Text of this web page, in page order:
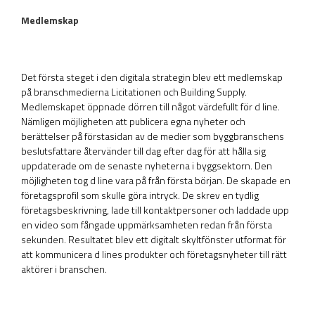
Medlemskap
Det första steget i den digitala strategin blev ett medlemskap
på branschmedierna Licitationen och Building Supply.
Medlemskapet öppnade dörren till något värdefullt för d line.
Nämligen möjligheten att publicera egna nyheter och
berättelser på förstasidan av de medier som byggbranschens
beslutsfattare återvänder till dag efter dag för att hålla sig
uppdaterade om de senaste nyheterna i byggsektorn. Den
möjligheten tog d line vara på från första början. De skapade en
företagsprofil som skulle göra intryck. De skrev en tydlig
företagsbeskrivning, lade till kontaktpersoner och laddade upp
en video som fångade uppmärksamheten redan från första
sekunden. Resultatet blev ett digitalt skyltfönster utformat för
att kommunicera d lines produkter och företagsnyheter till rätt
aktörer i branschen.